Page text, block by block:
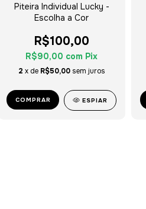
Piteira Individual Lucky -
Escolha a Cor
R$100,00
R$90,00 com Pix
2 x de R$50,00 sem juros
COMPRAR ESPIAR